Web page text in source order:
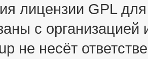
лицензии GPL
с
не несёт